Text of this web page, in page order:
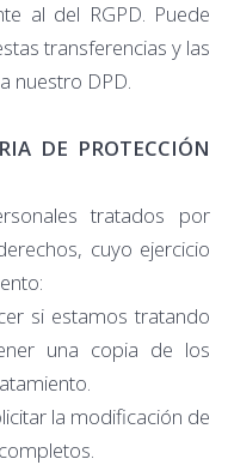
al del RGPD. Puede
transferencias y las
nuestro DPD.
DE PROTECCIÓN
tratados por
cuyo ejercicio
si estamos tratando
una copia de los
la modificación de